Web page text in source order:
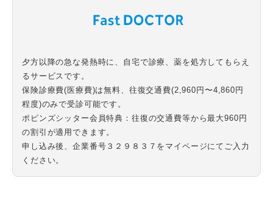
夕方以降の急な発熱時に、自宅で診療、薬を処方してもらえ
るサービスです。
保険診療費(医療費)は無料、往復交通費(2,960円〜4,860円
程度)のみで受診可能です。
ポピンズシッター会員特典：往復の交通費等から最大960円
の割引が適用できます。
申し込み後、企業番号３２９８３７をマイページにてご入力
ください。